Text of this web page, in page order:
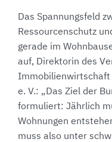
Das Spannungsfeld
Ressourcenschutz
gerade im
auf, Direktorin des
Immobilienwirtschaft
e. V.: „Das Ziel der
formuliert: Jährlich
Wohnungen
muss also unter